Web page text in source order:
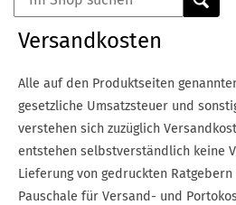
0
Versandkosten
Alle auf den Produktseiten
gesetzliche Umsatzsteuer und
verstehen sich zuzüglich
entstehen selbstverständlich keine
Lieferung von gedruckten
Pauschale für Versand- und